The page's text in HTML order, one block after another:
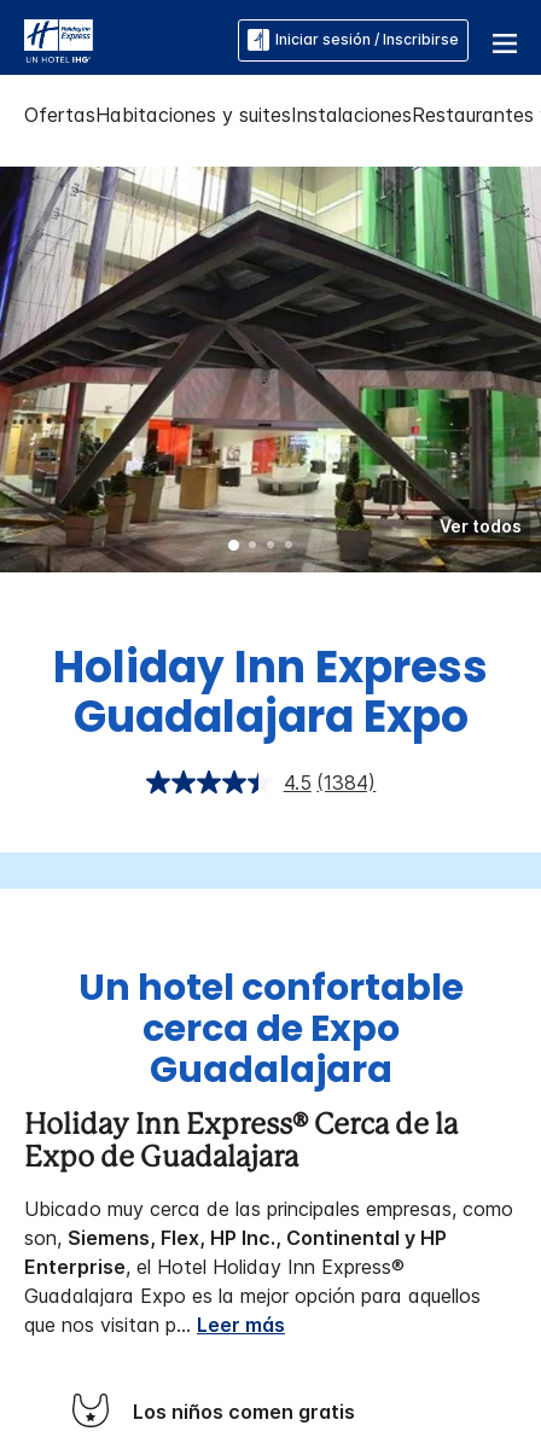
Iniciar sesión / Inscribirse
OfertasHabitaciones y suitesInstalacionesRestaurantes
Ver todos
Holiday Inn Express
Guadalajara Expo
4.5 (1384)
Un hotel confortable
cerca de Expo
Guadalajara
Holiday Inn Express® Cerca de la
Expo de Guadalajara
Ubicado muy cerca de las principales empresas, como
son, Siemens, Flex, HP Inc., Continental y HP
Enterprise, el Hotel Holiday Inn Express®
Guadalajara Expo es la mejor opción para aquellos
que nos visitan p... Leer más
Los niños comen gratis